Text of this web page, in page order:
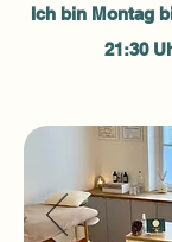
Ich bin Montag
21:30